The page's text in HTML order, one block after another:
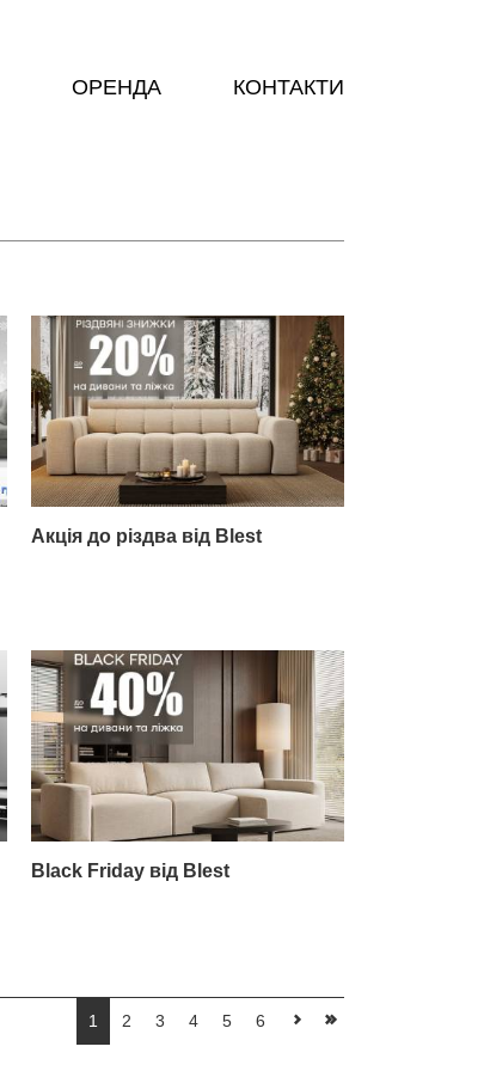
ОРЕНДА КОНТАКТИ
Акція до різдва від Blest
Black Friday від Blest
1 2 3 4 5 6